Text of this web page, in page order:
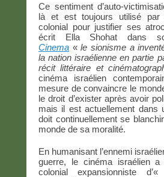
Ce sentiment d’auto-
là et est toujours utilisé par
colonial pour justifier ses
écrit Ella Shohat dans
Cinema «le sionisme a
la nation israélienne en partie
récit littéraire et
cinéma israélien
mesure de convaincre le
le droit d’exister après avoir
mais il est actuellement dans
doit continuellement se
monde de sa moralité.
En humanisant l’ennemi
guerre, le cinéma israélien a
colonial expansionniste